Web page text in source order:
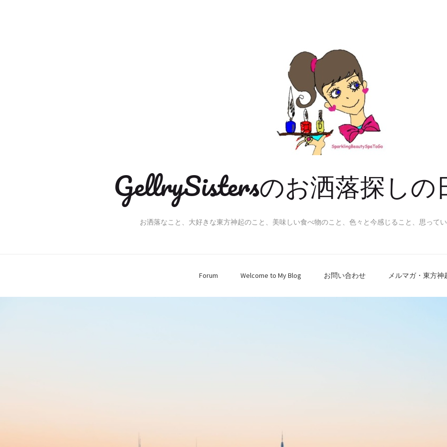
GellrySistersのお洒落探し
お洒落なこと、大好きな東方神起のこと、美味しい食べ物のこと、色々と今感じること、思って
Forum Welcome to My Blog お問い合わせ メルマガ・東方神